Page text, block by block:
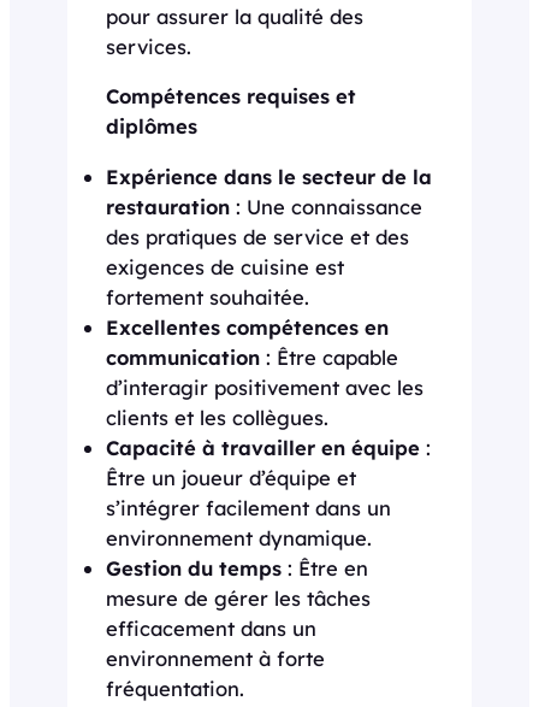
pour assurer la qualité des
services.
Compétences requises et
diplômes
Expérience dans le secteur de la
restauration : Une connaissance
des pratiques de service et des
exigences de cuisine est
fortement souhaitée.
Excellentes compétences en
communication : Être capable
d’interagir positivement avec les
clients et les collègues.
Capacité à travailler en équipe :
Être un joueur d’équipe et
s’intégrer facilement dans un
environnement dynamique.
Gestion du temps : Être en
mesure de gérer les tâches
efficacement dans un
environnement à forte
fréquentation.